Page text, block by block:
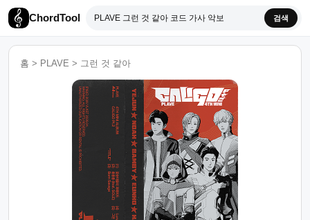
ChordTool 검색
홈 > PLAVE > 그런 것 같아